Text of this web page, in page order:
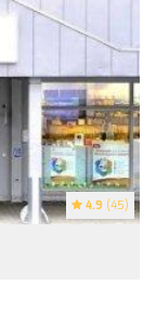
4.9 (45)